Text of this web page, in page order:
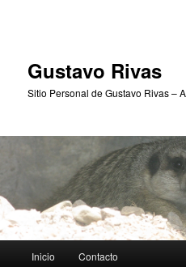
Gustavo Rivas
Sitio Personal de Gustavo Rivas –
Inicio Contacto